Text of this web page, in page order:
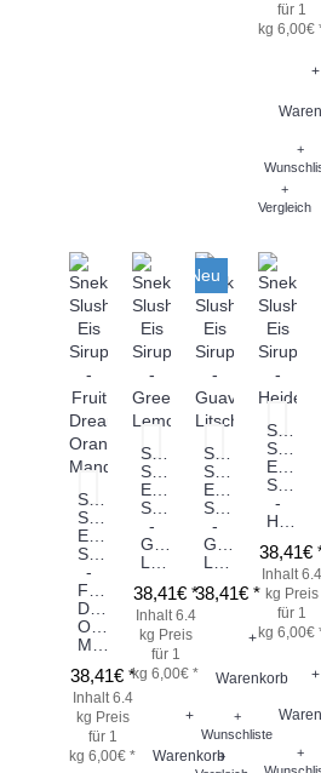
für 1
kg 6,00€
+
+
+
Vergleich
Sneky
Slush
Eis
Sirup
-
Fruit
Dream
Orange
38,41€ *
Inhalt 6.4
kg Preis
für 1
kg 6,00€ *
Sneky
Slush
Eis
Sirup
-
Green
38,41€ *
Inhalt 6.4
kg Preis
für 1
kg 6,00€ *
+
Warenkorb
Neu
Sneky
Slush
Eis
Sirup
-
Guave
38,41€ *
+
Warenkorb
+
Wunschliste
+
Sneky
Slush
Eis
Sirup
-
38,41€
Inhalt 6.4
kg Preis
für 1
kg 6,00€
+
+